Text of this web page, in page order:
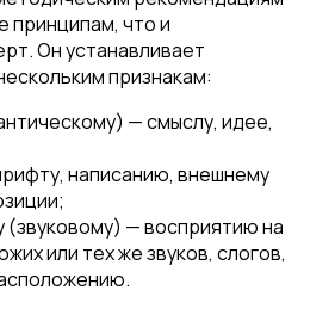
принципам, что и
Он устанавливает
признакам:
— смыслу, идее,
написанию, внешнему
— восприятию на
или тех же звуков, слогов,